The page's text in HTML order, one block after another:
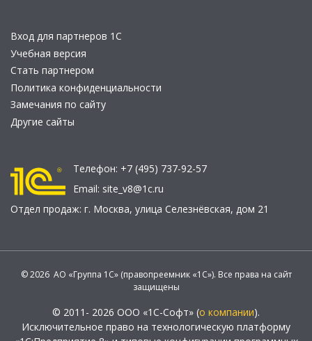
Вход для партнеров 1С
Учебная версия
Стать партнером
Политика конфиденциальности
Замечания по сайту
Другие сайты
Телефон: +7 (495) 737-92-57
Email: site_v8@1c.ru
Отдел продаж: г. Москва, улица Селезнёвская, дом 21
© 2026 АО «Группа 1С» (правопреемник «1С»). Все права на сайт
защищены
© 2011- 2026 ООО «1С-Софт» (о компании).
Исключительное право на технологическую платформу